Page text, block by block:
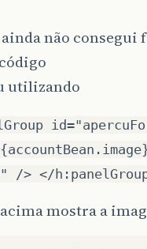
não consegui
utilizando
/> </
mostra a